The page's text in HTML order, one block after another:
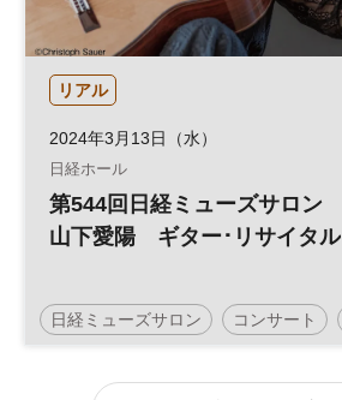
リアル
2024年3月13日（水）
日経ホール
第544回日経ミューズサロン
山下愛陽 ギター･リサイタル
日経ミューズサロン コンサート